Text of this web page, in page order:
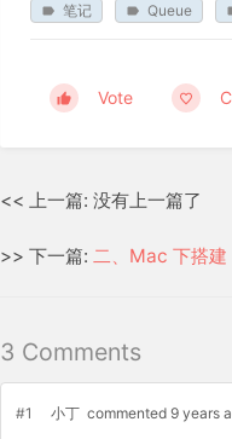
笔记 Queue
Vote
<< 上一篇: 没有上一篇了
>> 下一篇: 二、Mac 下搭建
3 Comments
#1 小丁 commented 9 years